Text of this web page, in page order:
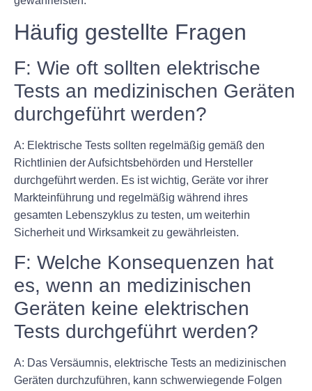
Häufig gestellte Fragen
F: Wie oft sollten elektrische
Tests an medizinischen Geräten
durchgeführt werden?
A: Elektrische Tests sollten regelmäßig gemäß den
Richtlinien der Aufsichtsbehörden und Hersteller
durchgeführt werden. Es ist wichtig, Geräte vor ihrer
Markteinführung und regelmäßig während ihres
gesamten Lebenszyklus zu testen, um weiterhin
Sicherheit und Wirksamkeit zu gewährleisten.
F: Welche Konsequenzen hat
es, wenn an medizinischen
Geräten keine elektrischen
Tests durchgeführt werden?
A: Das Versäumnis, elektrische Tests an medizinischen
Geräten durchzuführen, kann schwerwiegende Folgen